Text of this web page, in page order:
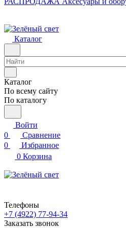
Каталог
Каталог
По всему сайту
По каталогу
Войти
0
Сравнение
0
Избранное
0 Корзина
Телефоны
+7 (4922) 77-94-34
Заказать звонок